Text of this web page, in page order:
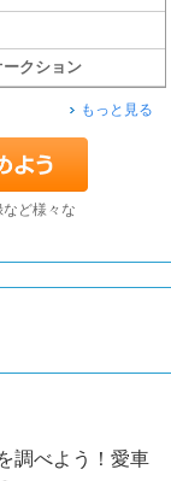
ークション
もっと見る
ど様々な
調べよう！愛車